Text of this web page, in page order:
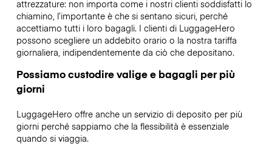
attrezzature: non importa come i nostri clienti soddisfatti lo
chiamino, l’importante è che si sentano sicuri, perché
accettiamo tutti i loro bagagli. I clienti di LuggageHero
possono scegliere un addebito orario o la nostra tariffa
giornaliera, indipendentemente da ciò che depositano.
Possiamo custodire valige e bagagli per più
giorni
LuggageHero offre anche un servizio di deposito per più
giorni perché sappiamo che la flessibilità è essenziale
quando si viaggia.